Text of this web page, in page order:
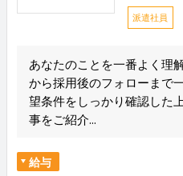
派遣社員
あなたのことを一番よく理
から採用後のフォローまで
望条件をしっかり確認した
事をご紹介...
給与